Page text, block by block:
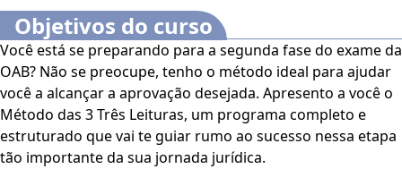
Objetivos do curso
Você está se preparando para a segunda fase do exame da
OAB? Não se preocupe, tenho o método ideal para ajudar
você a alcançar a aprovação desejada. Apresento a você o
Método das 3 Três Leituras, um programa completo e
estruturado que vai te guiar rumo ao sucesso nessa etapa
tão importante da sua jornada jurídica.